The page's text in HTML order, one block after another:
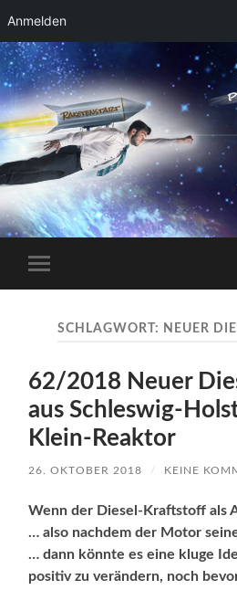
Anmelden
Pro Jahr 77 kreative
können ...
Menü
SCHLAGWORT: NEUER
62/2018 Neuer
aus Schleswig-
Klein-Reaktor
26. OKTOBER 2018 / KEINE
Wenn der Diesel-Kraftstoff als
… also nachdem der Motor
… dann könnte es eine kluge
positiv zu verändern, noch